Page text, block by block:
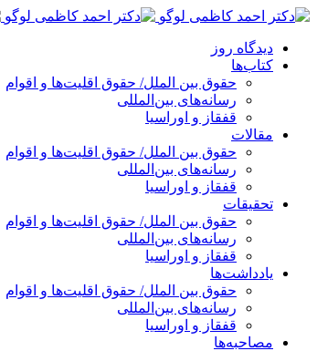
پرش
محتوا
دیدگاه روز
کتاب‌ها
حقوق بین الملل/ حقوق اقلیت‌ها و اقوام
رسانه‌های بین‌المللی
قفقاز و اوراسیا
مقالات
حقوق بین الملل/ حقوق اقلیت‌ها و اقوام
رسانه‌های بین‌المللی
قفقاز و اوراسیا
تحقیقات
حقوق بین الملل/ حقوق اقلیت‌ها و اقوام
رسانه‌های بین‌المللی
قفقاز و اوراسیا
یادداشت‌ها
حقوق بین الملل/ حقوق اقلیت‌ها و اقوام
رسانه‌های بین‌المللی
قفقاز و اوراسیا
مصاحبه‌ها